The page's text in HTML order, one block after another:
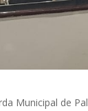
Municipal de